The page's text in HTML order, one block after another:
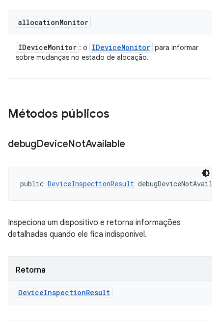
allocationMonitor
IDeviceMonitor : o IDeviceMonitor para informar
sobre mudanças no estado de alocação.
Métodos públicos
debugDeviceNotAvailable
public DeviceInspectionResult
Inspeciona um dispositivo e retorna informações
detalhadas quando ele fica indisponível.
Retorna
DeviceInspectionResult